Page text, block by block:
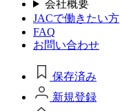
会社概要
JACで働きたい方
FAQ
お問い合わせ
保存済み
新規登録